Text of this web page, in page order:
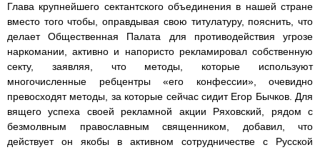
Глава крупнейшего сектантского объединения в нашей стране
вместо того чтобы, оправдывая свою титулатуру, пояснить, что
делает Общественная Палата для противодействия угрозе
наркомании, активно и напористо рекламировал собственную
секту, заявляя, что методы, которые используют
многочисленные ребцентры «его конфессии», очевидно
превосходят методы, за которые сейчас сидит Егор Бычков. Для
вящего успеха своей рекламной акции Ряховский, рядом с
безмолвным православным священником, добавил, что
действует он якобы в активном сотрудничестве с Русской